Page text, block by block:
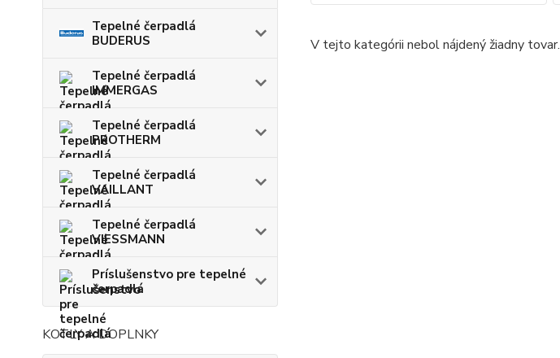
Tepelné čerpadlá
BUDERUS
Tepelné čerpadlá
IMMERGAS
Tepelné čerpadlá
PROTHERM
Tepelné čerpadlá
VAILLANT
Tepelné čerpadlá
VIESSMANN
Príslušenstvo pre tepelné
čerpadlá
KOTLY A DOPLNKY
V tejto kategórii nebol nájdený žiadny tovar.